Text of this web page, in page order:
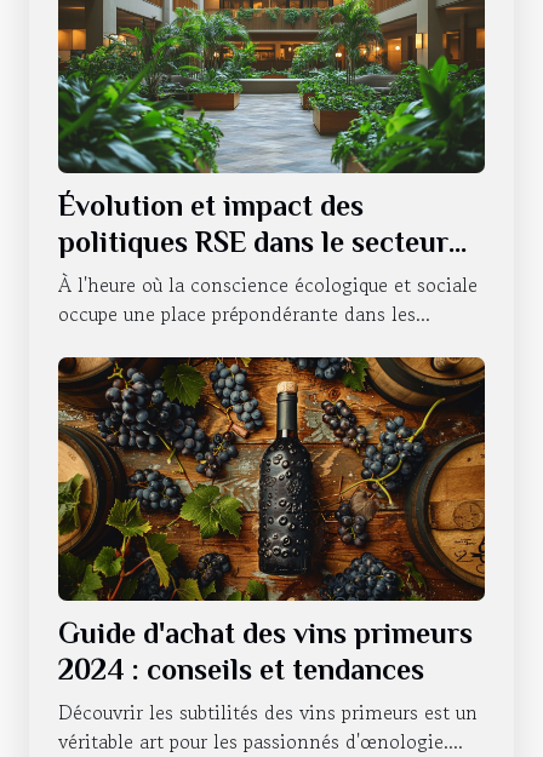
Évolution et impact des
politiques RSE dans le secteur
hôtelier
À l'heure où la conscience écologique et sociale
occupe une place prépondérante dans les...
Guide d'achat des vins primeurs
2024 : conseils et tendances
Découvrir les subtilités des vins primeurs est un
véritable art pour les passionnés d'œnologie....